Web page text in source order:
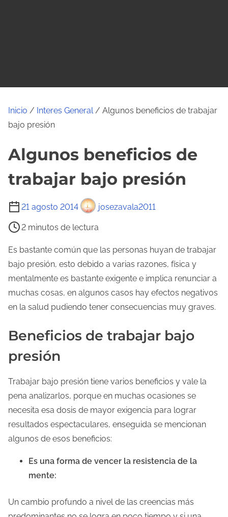
Inicio / Interes General/ Algunos beneficios de trabajar
bajo presión
Algunos beneficios de
trabajar bajo presión
21 agosto 2014 josezavala2011
T
e
m
p
o
d
e
e
t
t
2 minutos de lectura
Es bastante común que las personas huyan de trabajar
bajo presión, esto debido a varias razones, física y
mentalmente es bastante exigente e implica renunciar a
muchas cosas, en algunos casos hay efectos negativos
en la salud pudiendo tener consecuencias muy graves.
Beneficios de trabajar bajo
presión
Trabajar bajo presión tiene varios beneficios y vale la
pena analizarlos, porque en muchas ocasiones se
necesita esa dosis de mayor exigencia para lograr
resultados espectaculares, enseguida se mencionan
algunos de esos beneficios:
Es una forma de vencer la resistencia de la
mente:
Un cambio profundo a nivel de las creencias más